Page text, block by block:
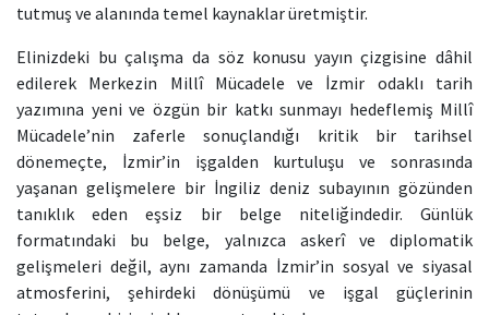
tutmuş ve alanında temel kaynaklar üretmiştir.
Elinizdeki bu çalışma da söz konusu yayın çizgisine dâhil
edilerek Merkezin Millî Mücadele ve İzmir odaklı tarih
yazımına yeni ve özgün bir katkı sunmayı hedeflemiş Millî
Mücadele’nin zaferle sonuçlandığı kritik bir tarihsel
dönemeçte, İzmir’in işgalden kurtuluşu ve sonrasında
yaşanan gelişmelere bir İngiliz deniz subayının gözünden
tanıklık eden eşsiz bir belge niteliğindedir. Günlük
formatındaki bu belge, yalnızca askerî ve diplomatik
gelişmeleri değil, aynı zamanda İzmir’in sosyal ve siyasal
atmosferini, şehirdeki dönüşümü ve işgal güçlerinin